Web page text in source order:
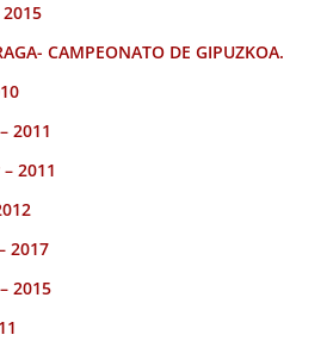
CAMPEONATO DE GIPUZKOA.
2011
2011
2017
2015